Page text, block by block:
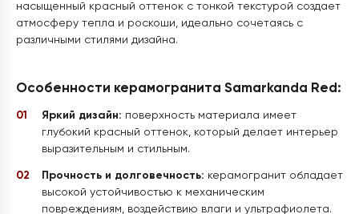
насыщенный красный оттенок с тонкой текстурой создает
атмосферу тепла и роскоши, идеально сочетаясь с
различными стилями дизайна.
Особенности керамогранита Samarkanda Red:
Яркий дизайн: поверхность материала имеет
глубокий красный оттенок, который делает интерьер
выразительным и стильным.
Прочность и долговечность: керамогранит обладает
высокой устойчивостью к механическим
повреждениям, воздействию влаги и ультрафиолета.